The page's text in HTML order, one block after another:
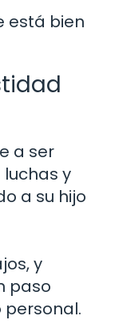
está bien
a ser
y
a su hijo
y
paso